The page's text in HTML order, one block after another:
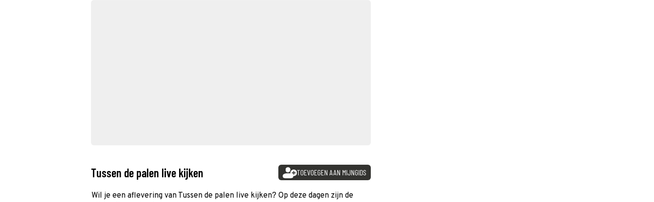
Tussen de palen live kijken TOEVOEGEN AAN MIJNGIDS
Wil je een aflevering van Tussen de palen live kijken? Op deze dagen zijn de